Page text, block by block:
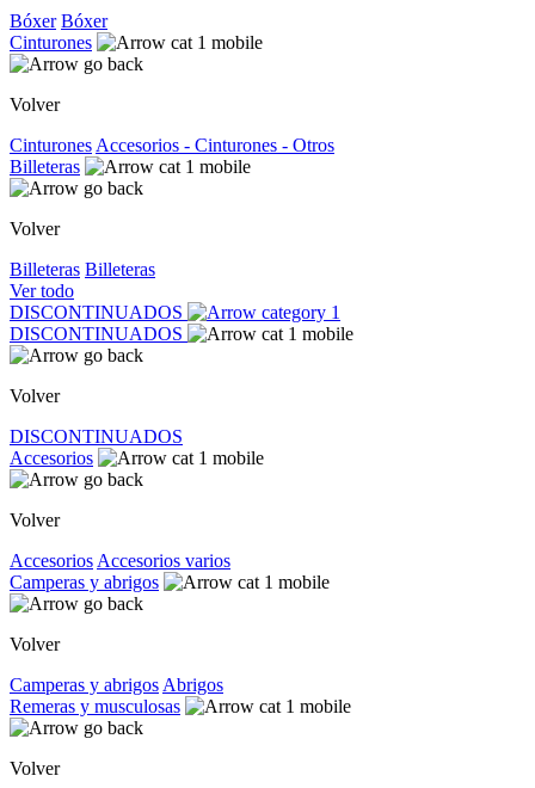
Bóxer Bóxer
Cinturones
Volver
Cinturones Accesorios - Cinturones - Otros
Billeteras
Volver
Billeteras Billeteras
Ver todo
DISCONTINUADOS
DISCONTINUADOS
Volver
DISCONTINUADOS
Accesorios
Volver
Accesorios Accesorios varios
Camperas y abrigos
Volver
Camperas y abrigos Abrigos
Remeras y musculosas
Volver